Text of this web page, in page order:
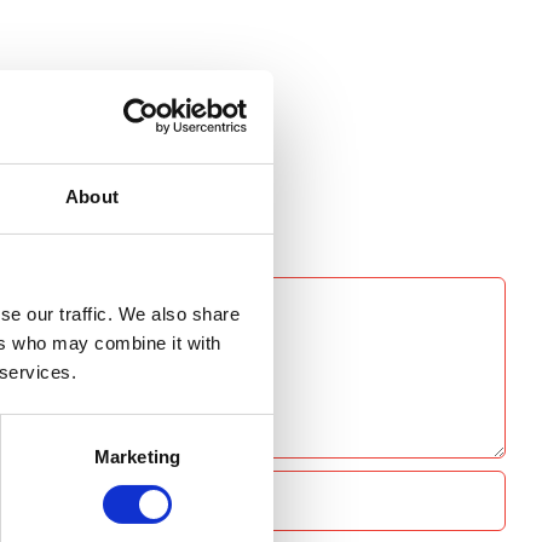
About
our traffic. We also share
who may combine it with
Marketing